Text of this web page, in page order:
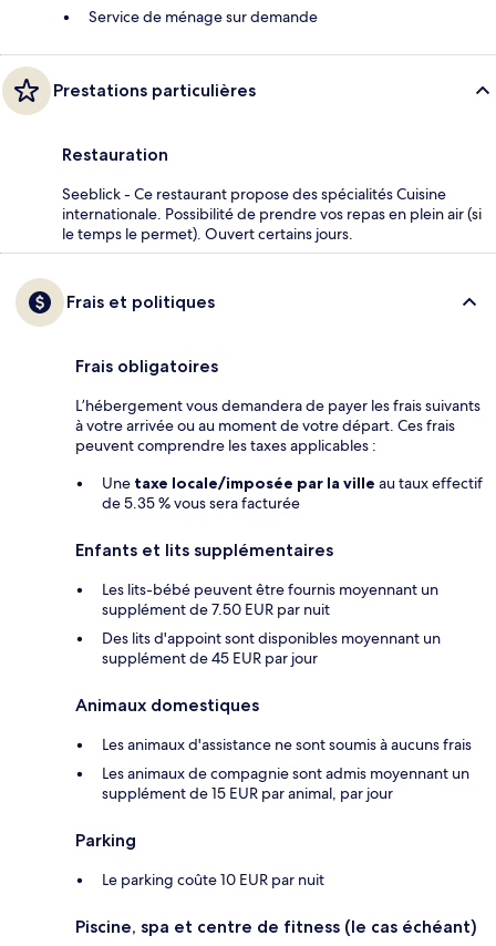
Service de ménage sur demande
Prestations particulières
Restauration
Seeblick - Ce restaurant propose des spécialités Cuisine
internationale. Possibilité de prendre vos repas en plein air (si
le temps le permet). Ouvert certains jours.
Frais et politiques
Frais obligatoires
L’hébergement vous demandera de payer les frais suivants
à votre arrivée ou au moment de votre départ. Ces frais
peuvent comprendre les taxes applicables :
Une taxe locale/imposée par la ville au taux effectif
de 5.35 % vous sera facturée
Enfants et lits supplémentaires
Les lits-bébé peuvent être fournis moyennant un
supplément de 7.50 EUR par nuit
Des lits d'appoint sont disponibles moyennant un
supplément de 45 EUR par jour
Animaux domestiques
Les animaux d'assistance ne sont soumis à aucuns frais
Les animaux de compagnie sont admis moyennant un
supplément de 15 EUR par animal, par jour
Parking
Le parking coûte 10 EUR par nuit
Piscine, spa et centre de fitness (le cas échéant)